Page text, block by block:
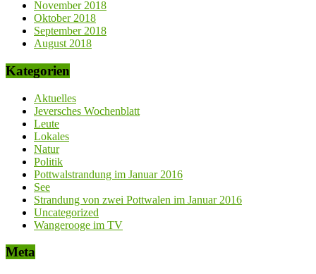
November 2018
Oktober 2018
September 2018
August 2018
Kategorien
Aktuelles
Jeversches Wochenblatt
Leute
Lokales
Natur
Politik
Pottwalstrandung im Januar 2016
See
Strandung von zwei Pottwalen im Januar 2016
Uncategorized
Wangerooge im TV
Meta